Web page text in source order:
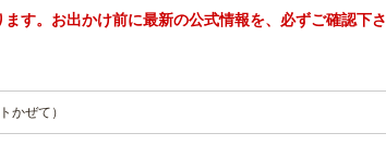
す。お出かけ前に最新の公式情報を、必ずご確認下さ
かぜて）